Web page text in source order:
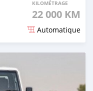
KILOMÉTRAGE
22 000 KM
Automatique